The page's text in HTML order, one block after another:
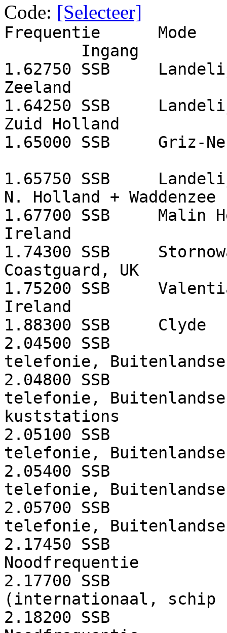
Code: [Selecteer]
Frequentie
Mode
Ingang
1.62750
SSB
Zeeland
1.64250
SSB
Zuid Holland
1.65000
SSB
Griz-
1.65750
SSB
N. Holland + Waddenzee
1.67700
SSB
Malin
Ireland
1.74300
SSB
Coastguard, UK
1.75200
SSB
Ireland
1.88300
SSB
Clyde
2.04500
SSB
telefonie,
2.04800
SSB
telefonie, Buitenlandse
kuststations
2.05100
SSB
telefonie,
2.05400
SSB
telefonie,
2.05700
SSB
telefonie,
2.17450
SSB
Noodfrequentie
2.17700
SSB
(internationaal, schip
2.18200
SSB